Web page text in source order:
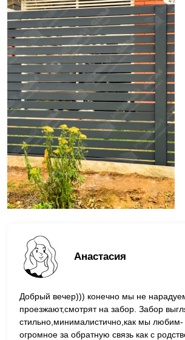
Анастасия
Добрый вечер))) конечно мы не
проезжают,смотрят на забор. Забор
стильно,минималистично,как мы
огромное за обратную связь как с